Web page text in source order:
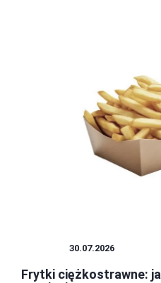
30.07.2026
Frytki ciężkostrawne: